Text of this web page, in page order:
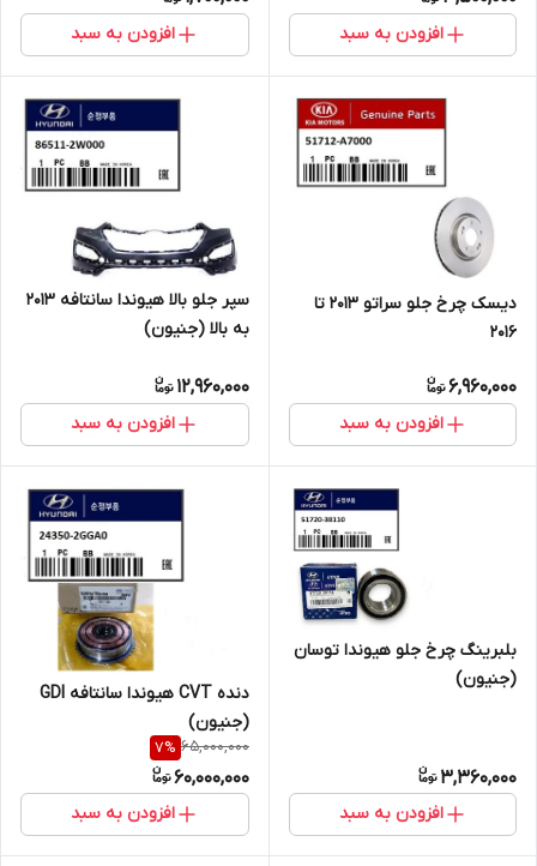
افزودن به سبد افزودن به سبد
دیسک چرخ جلو سراتو 2013 تا
2016
6,960,000
افزودن به سبد
سپر جلو بالا هیوندا سانتافه 2013
به بالا (جنیون)
12,960,000
افزودن به سبد
بلبرینگ چرخ جلو هیوندا توسان
(جنیون)
3,360,000
افزودن به سبد
دنده CVT هیوندا سانتافه GDI
(جنیون)
65,000,000
7%
60,000,000
افزودن به سبد